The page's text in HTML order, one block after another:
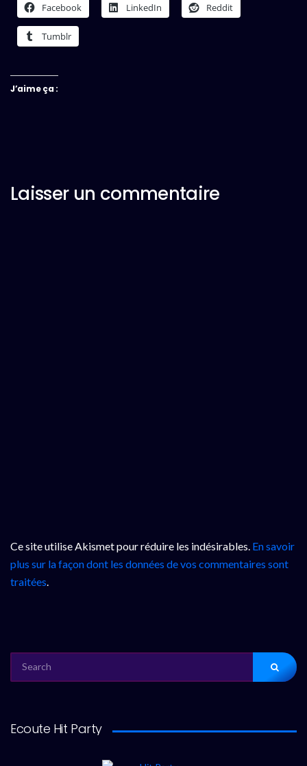
Facebook LinkedIn Reddit
Tumblr
J’aime ça :
Laisser un commentaire
Ce site utilise Akismet pour réduire les indésirables. En savoir
plus sur la façon dont les données de vos commentaires sont
traitées.
FOR:
Ecoute Hit Party